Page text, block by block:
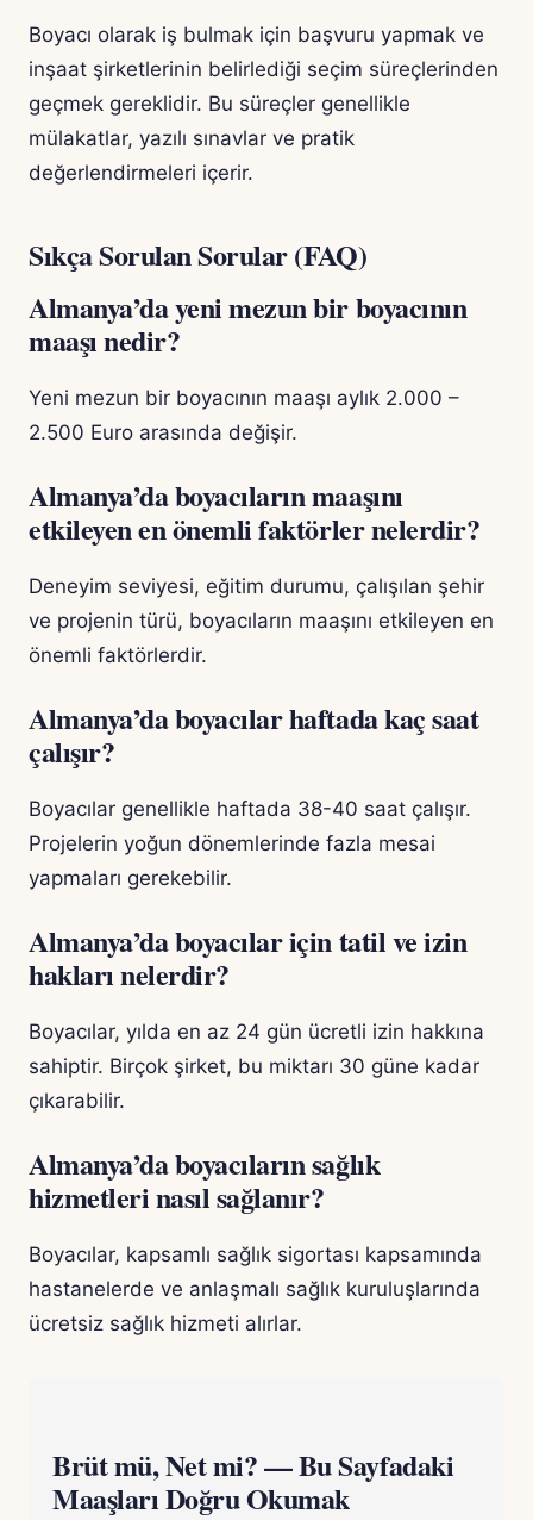
Boyacı olarak iş bulmak için başvuru yapmak ve
inşaat şirketlerinin belirlediği seçim süreçlerinden
geçmek gereklidir. Bu süreçler genellikle
mülakatlar, yazılı sınavlar ve pratik
değerlendirmeleri içerir.
Sıkça Sorulan Sorular (FAQ)
Almanya’da yeni mezun bir boyacının
maaşı nedir?
Yeni mezun bir boyacının maaşı aylık 2.000 –
2.500 Euro arasında değişir.
Almanya’da boyacıların maaşını
etkileyen en önemli faktörler nelerdir?
Deneyim seviyesi, eğitim durumu, çalışılan şehir
ve projenin türü, boyacıların maaşını etkileyen en
önemli faktörlerdir.
Almanya’da boyacılar haftada kaç saat
çalışır?
Boyacılar genellikle haftada 38-40 saat çalışır.
Projelerin yoğun dönemlerinde fazla mesai
yapmaları gerekebilir.
Almanya’da boyacılar için tatil ve izin
hakları nelerdir?
Boyacılar, yılda en az 24 gün ücretli izin hakkına
sahiptir. Birçok şirket, bu miktarı 30 güne kadar
çıkarabilir.
Almanya’da boyacıların sağlık
hizmetleri nasıl sağlanır?
Boyacılar, kapsamlı sağlık sigortası kapsamında
hastanelerde ve anlaşmalı sağlık kuruluşlarında
ücretsiz sağlık hizmeti alırlar.
Brüt mü, Net mi? — Bu Sayfadaki
Maaşları Doğru Okumak